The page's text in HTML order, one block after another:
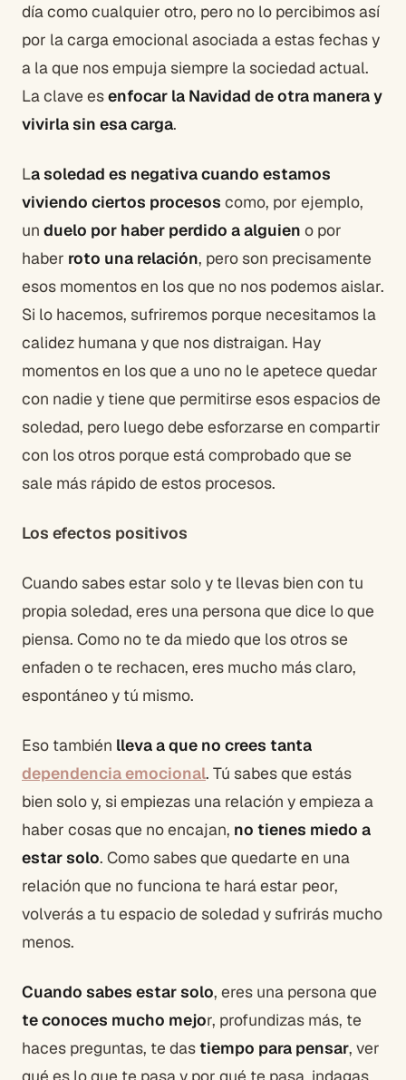
día como cualquier otro, pero no lo percibimos así
por la carga emocional asociada a estas fechas y
a la que nos empuja siempre la sociedad actual.
La clave esenfocar la Navidad de otra manera y
vivirla sin esa carga.
La soledad es negativa cuando estamos
viviendo ciertos procesos como, por ejemplo,
un duelo por haber perdido a alguien o por
haber roto una relación, pero son precisamente
esos momentos en los que no nos podemos aislar.
Si lo hacemos, sufriremos porque necesitamos la
calidez humana y que nos distraigan. Hay
momentos en los que a uno no le apetece quedar
con nadie y tiene que permitirse esos espacios de
soledad, pero luego debe esforzarse en compartir
con los otros porque está comprobado que se
sale más rápido de estos procesos.
Los efectos positivos
Cuando sabes estar solo y te llevas bien con tu
propia soledad, eres una persona que dice lo que
piensa. Como no te da miedo que los otros se
enfaden o te rechacen, eres mucho más claro,
espontáneo y tú mismo.
Eso también lleva a que no crees tanta
dependencia emocional. Tú sabes que estás
bien solo y, si empiezas una relación y empieza a
haber cosas que no encajan, no tienes miedo a
estar solo. Como sabes que quedarte en una
relación que no funciona te hará estar peor,
volverás a tu espacio de soledad y sufrirás mucho
menos.
Cuando sabes estar solo, eres una persona que
te conoces mucho mejor, profundizas más, te
haces preguntas, te dastiempo para pensar, ver